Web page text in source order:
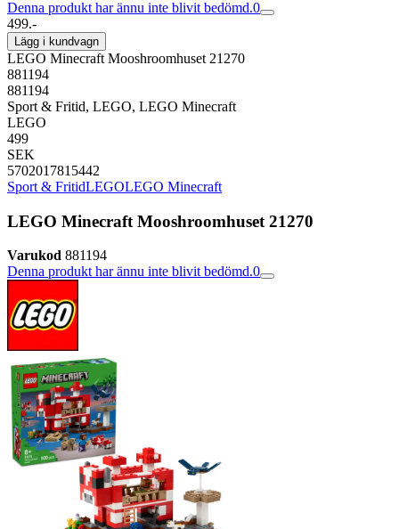
Denna produkt har ännu inte blivit bedömd.0
499.-
Lägg i kundvagn
LEGO Minecraft Mooshroomhuset 21270
881194
881194
Sport & Fritid, LEGO, LEGO Minecraft
LEGO
499
SEK
5702017815442
Sport & FritidLEGOLEGO Minecraft
LEGO Minecraft Mooshroomhuset 21270
Varukod 881194
Denna produkt har ännu inte blivit bedömd.0